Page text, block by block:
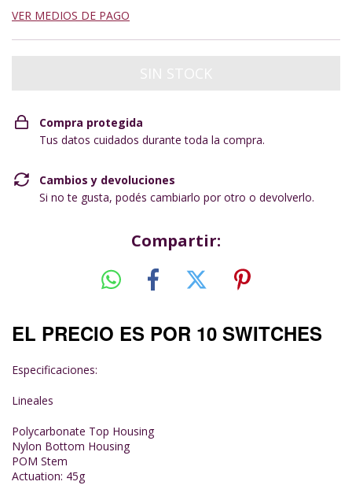
VER MEDIOS DE PAGO
Compra protegida
Tus datos cuidados durante toda la compra.
Cambios y devoluciones
Si no te gusta, podés cambiarlo por otro o devolverlo.
Compartir:
EL PRECIO ES POR 10 SWITCHES
Especificaciones:
Lineales
Polycarbonate Top Housing
Nylon Bottom Housing
POM Stem
Actuation: 45g